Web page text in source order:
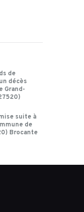
de
décès
Grand-
suite à
de
Brocante